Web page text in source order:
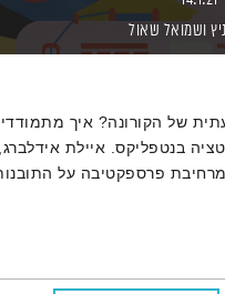
ושמואל שאול
של הקורונה? איך
בנטפליקס. איילת אידלברג,
פרספקטיבה על